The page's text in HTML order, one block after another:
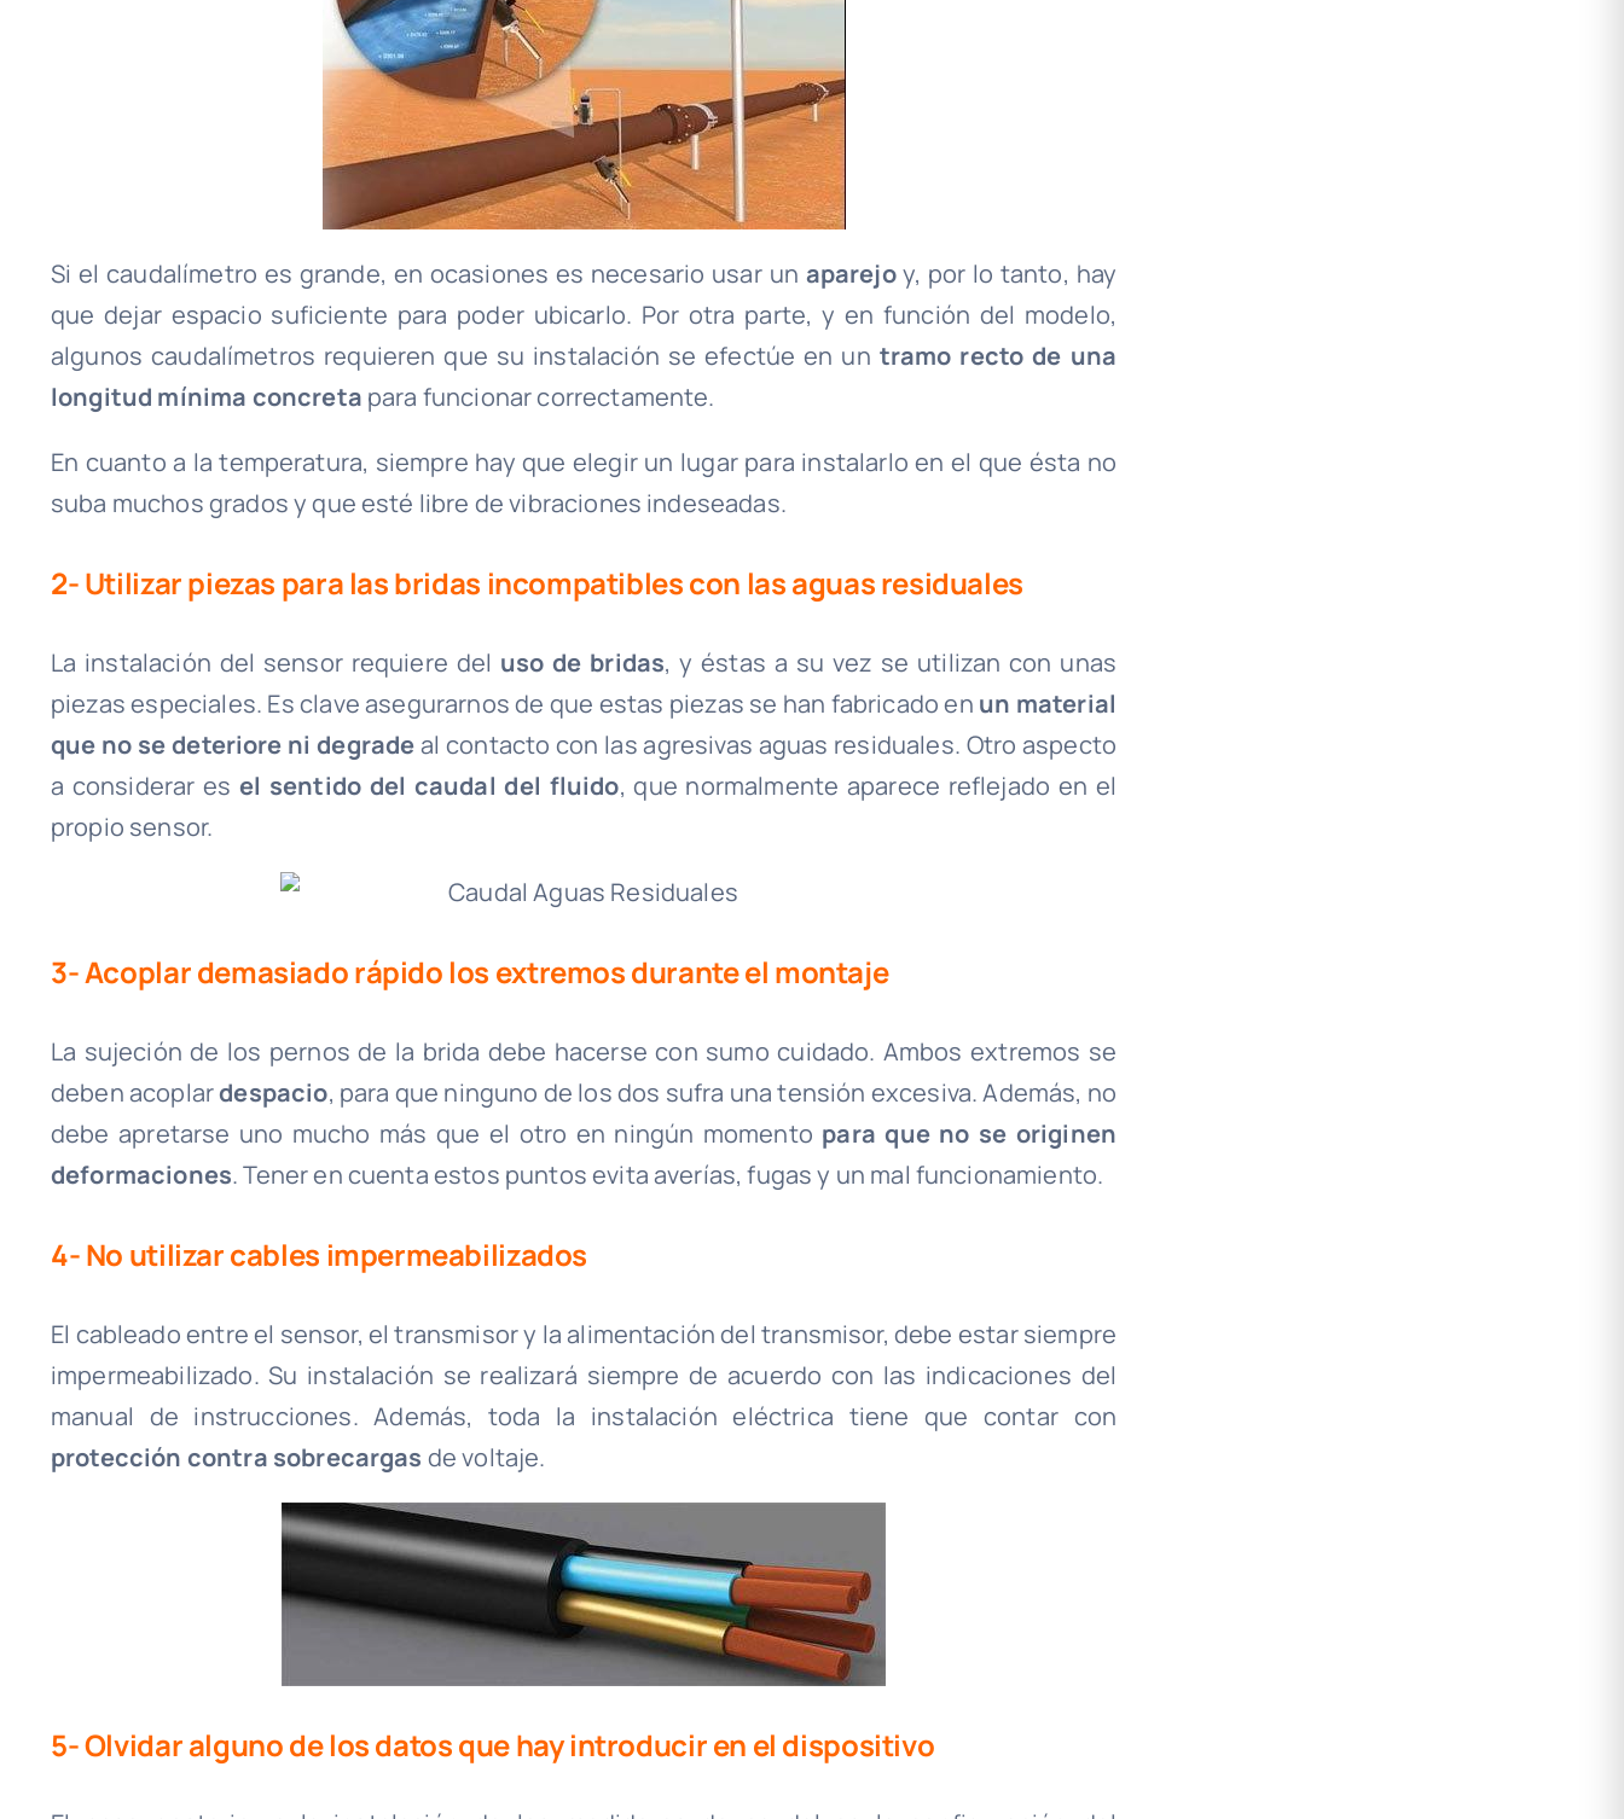
Si el caudalímetro es grande, en ocasiones es necesario usar un aparejoy, por lo tanto, hay
que dejar espacio suficiente para poder ubicarlo. Por otra parte, y en función del modelo,
algunos caudalímetros requieren que su instalación se efectúe en un tramo recto de una
longitud mínima concreta para funcionar correctamente.
En cuanto a la temperatura, siempre hay que elegir un lugar para instalarlo en el que ésta no
suba muchos grados y que esté libre de vibraciones indeseadas.
2- Utilizar piezas para las bridas incompatibles con las aguas residuales
La instalación del sensor requiere del uso de bridas, y éstas a su vez se utilizan con unas
piezas especiales. Es clave asegurarnos de que estas piezas se han fabricado en un material
que no se deteriore ni degradeal contacto con las agresivas aguas residuales. Otro aspecto
a considerar es el sentido del caudal del fluido, que normalmente aparece reflejado en el
propio sensor.
3- Acoplar demasiado rápido los extremos durante el montaje
La sujeción de los pernos de la brida debe hacerse con sumo cuidado. Ambos extremos se
deben acoplardespacio, para que ninguno de los dos sufra una tensión excesiva. Además, no
debe apretarse uno mucho más que el otro en ningún momento para que no se originen
deformaciones. Tener en cuenta estos puntos evita averías, fugas y un mal funcionamiento.
4- No utilizar cables impermeabilizados
El cableado entre el sensor, el transmisor y la alimentación del transmisor, debe estar siempre
impermeabilizado. Su instalación se realizará siempre de acuerdo con las indicaciones del
manual de instrucciones. Además, toda la instalación eléctrica tiene que contar con
protección contra sobrecargas de voltaje.
5- Olvidar alguno de los datos que hay introducir en el dispositivo